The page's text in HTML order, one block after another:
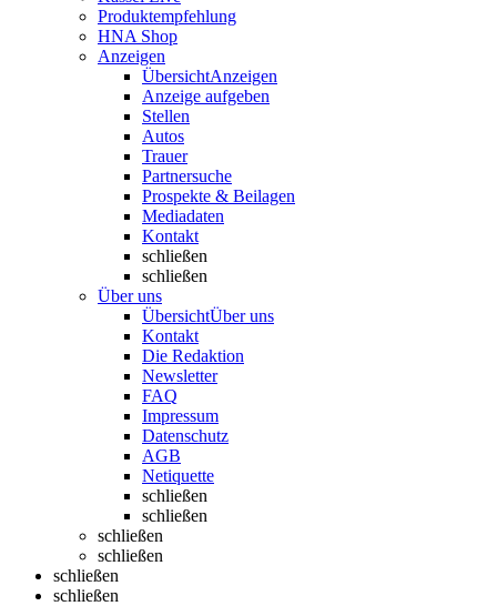
Produktempfehlung
HNA Shop
Anzeigen
ÜbersichtAnzeigen
Anzeige aufgeben
Stellen
Autos
Trauer
Partnersuche
Prospekte & Beilagen
Mediadaten
Kontakt
schließen
schließen
Über uns
ÜbersichtÜber uns
Kontakt
Die Redaktion
Newsletter
FAQ
Impressum
Datenschutz
AGB
Netiquette
schließen
schließen
schließen
schließen
schließen
schließen